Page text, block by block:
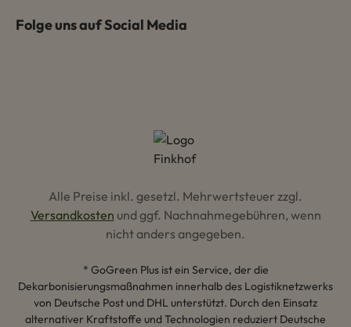
Folge uns auf Social Media
Alle Preise inkl. gesetzl. Mehrwertsteuer zzgl.
Versandkosten und ggf. Nachnahmegebühren, wenn
nicht anders angegeben.
* GoGreen Plus ist ein Service, der die
Dekarbonisierungsmaßnahmen innerhalb des Logistiknetzwerks
von Deutsche Post und DHL unterstützt. Durch den Einsatz
alternativer Kraftstoffe und Technologien reduziert Deutsche